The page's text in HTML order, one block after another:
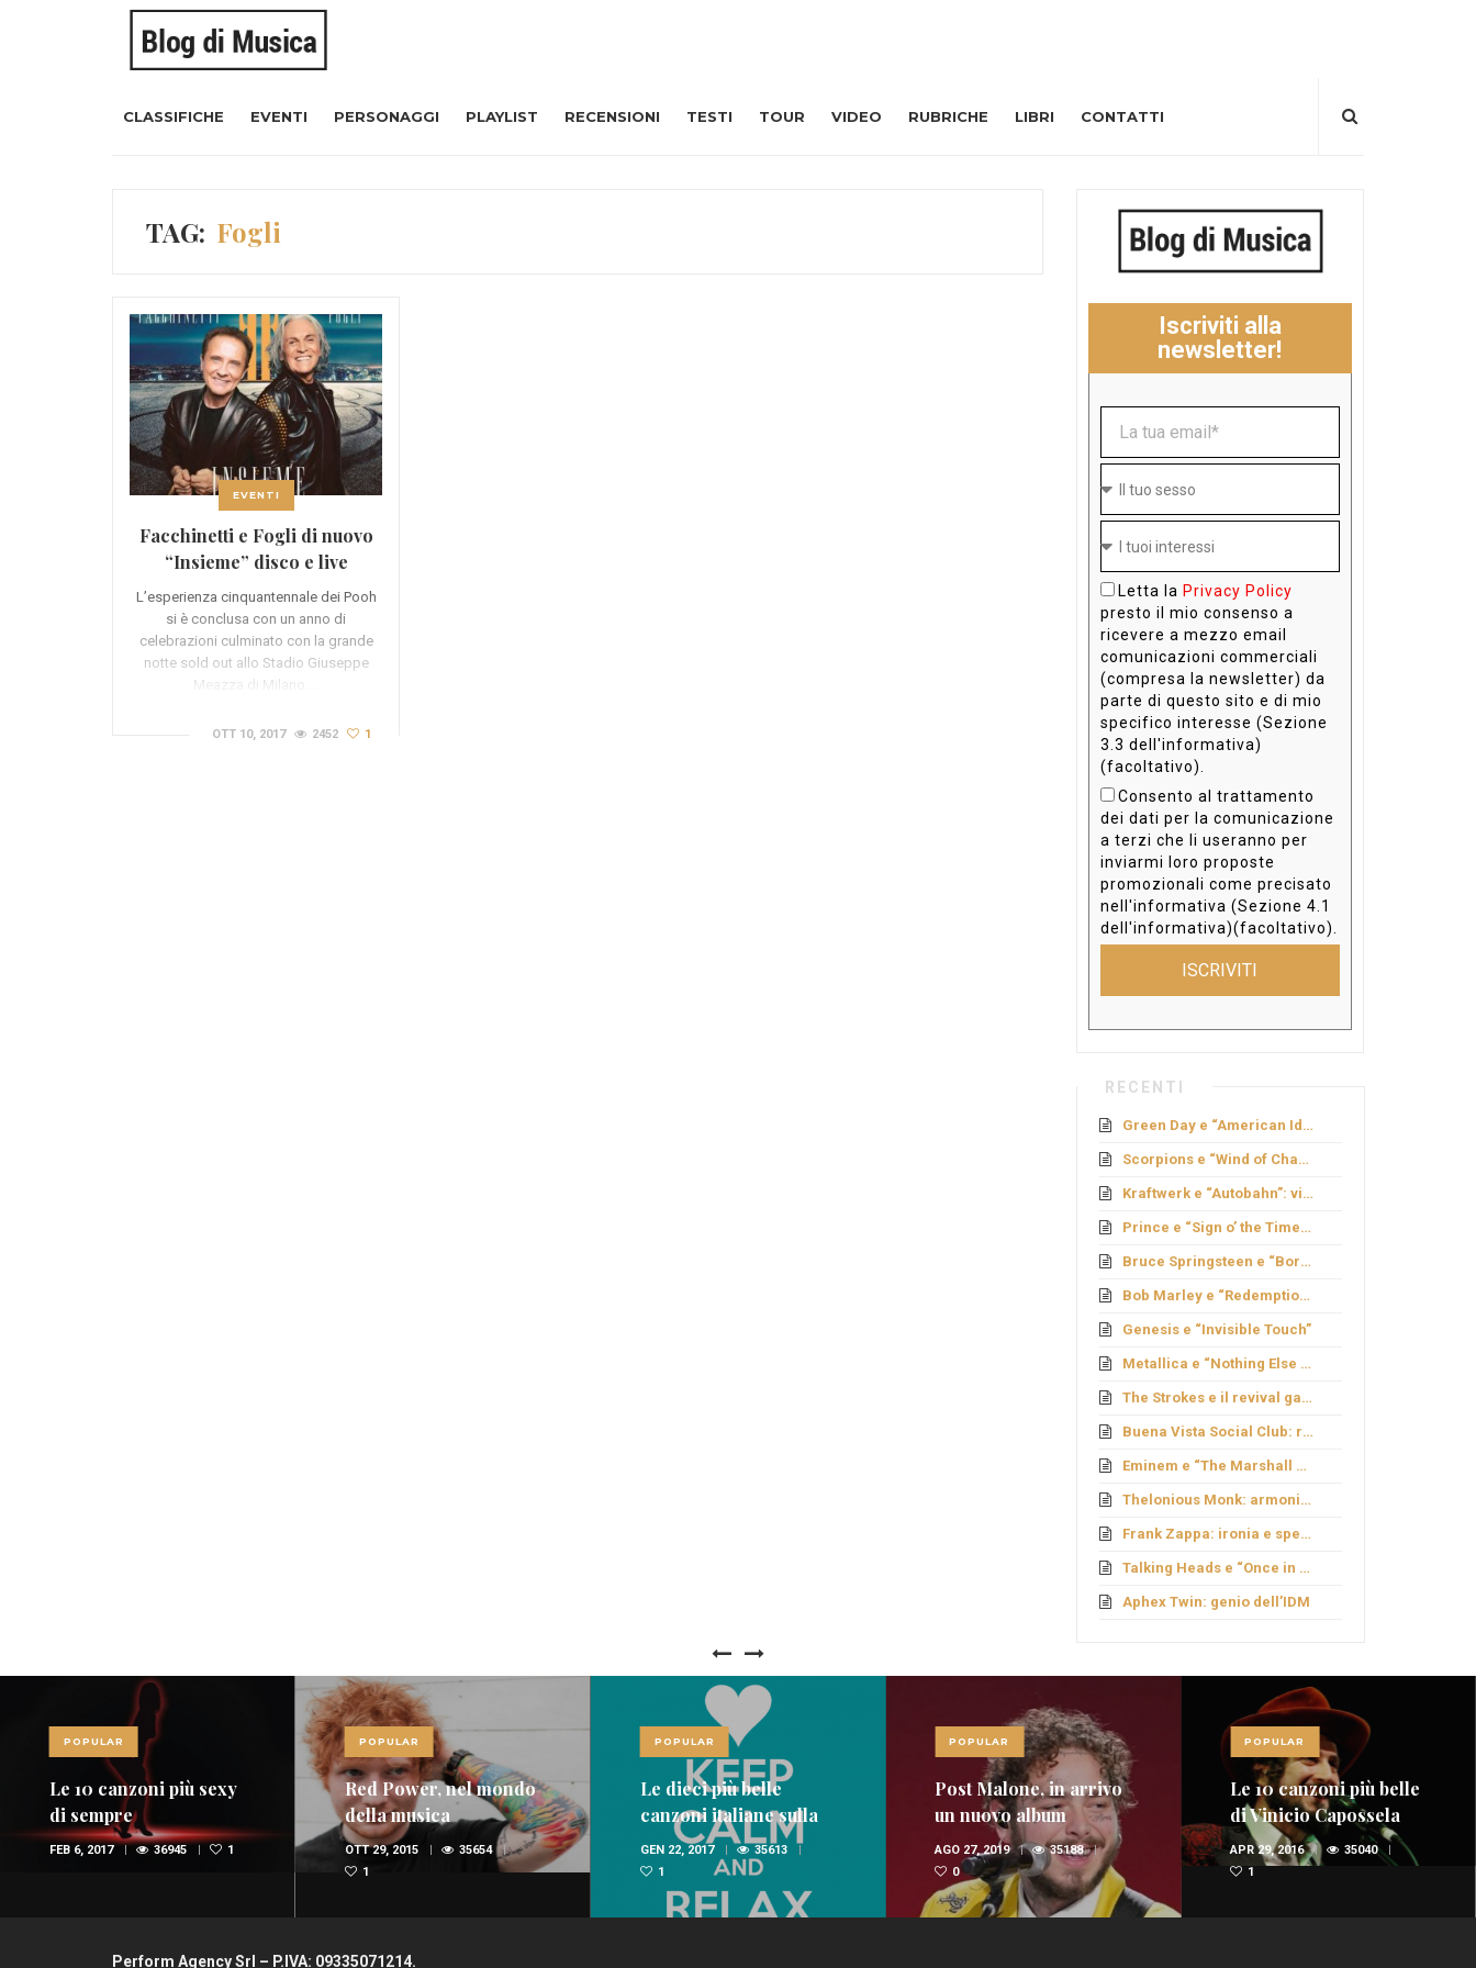
CLASSIFICHE EVENTI PERSONAGGI PLAYLIST RECENSIONI TESTI TOUR VIDEO RUBRICHE LIBRI CONTATTI
TAG: Fogli
EVENTI
Facchinetti e Fogli di nuovo
“Insieme” disco e live
L’esperienza cinquantennale dei Pooh
si è conclusa con un anno di
celebrazioni culminato con la grande
notte sold out allo Stadio Giuseppe
Meazza di Milano.…
OTT 10, 2017 2452 1
Iscriviti alla
newsletter!
Letta la Privacy Policy
presto il mio consenso a
ricevere a mezzo email
comunicazioni commerciali
(compresa la newsletter) da
parte di questo sito e di mio
specifico interesse (Sezione
3.3 dell'informativa)
(facoltativo).
Consento al trattamento
dei dati per la comunicazione
a terzi che li useranno per
inviarmi loro proposte
promozionali come precisato
nell'informativa (Sezione 4.1
dell'informativa)(facoltativo).
ISCRIVITI
RECENTI
Green Day e “American Idiot”: rock politico
Scorpions e “Wind of Change”: caduta del Muro
Kraftwerk e “Autobahn”: viaggio elettronico
Prince e “Sign o’ the Times”: genio e provocazione
Bruce Springsteen e “Born to Run”: sogno americano
Bob Marley e “Redemption Song”
Genesis e “Invisible Touch”
Metallica e “Nothing Else Matters”: ballata metal
The Strokes e il revival garage
Buena Vista Social Club: rinascita cubana
Eminem e “The Marshall Mathers LP”
Thelonious Monk: armonie fuori schema
Frank Zappa: ironia e sperimentazione
Talking Heads e “Once in a Lifetime”
Aphex Twin: genio dell’IDM
POPULAR
Le 10 canzoni più sexy
di sempre
FEB 6, 2017 36945 1
POPULAR
Red Power, nel mondo
della musica
spopolano i rossi
(FOTO E VIDEO)
OTT 29, 2015
35654
1
POPULAR
Le dieci più belle
canzoni italiane sulla
domenica
GEN 22, 2017
35613
1
POPULAR
Post Malone, in arrivo
un nuovo album
AGO 27, 2019
35188
0
POPULAR
Le 10 canzoni più belle
di Vinicio Capossela
(VIDEO)
APR 29, 2016
35040
1
Perform Agency Srl – P.IVA: 09335071214.